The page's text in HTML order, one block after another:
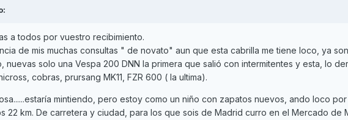
a todos por vuestro recibimiento.
de mis muchas consultas " de novato" aun que esta cabrilla me tiene loco, ya
nuevas solo una Vespa 200 DNN la primera que salió con intermitentes y esta, lo
cobras, prursang MK11, FZR 600 ( la ultima).
mintiendo, pero estoy como un niño con zapatos nuevos, ando loco por
22 km. De carretera y ciudad, para los que sois de Madrid curro en el Mercado de